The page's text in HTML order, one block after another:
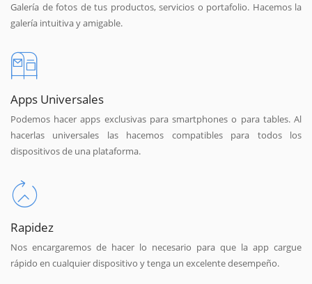
Galería de fotos de tus productos, servicios o portafolio. Hacemos la
galería intuitiva y amigable.
Apps Universales
Podemos hacer apps exclusivas para smartphones o para tables. Al
hacerlas universales las hacemos compatibles para todos los
dispositivos de una plataforma.
Rapidez
Nos encargaremos de hacer lo necesario para que la app cargue
rápido en cualquier dispositivo y tenga un excelente desempeño.